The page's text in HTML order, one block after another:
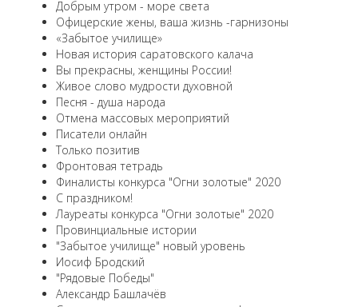
Добрым утром - море света
Офицерские жены, ваша жизнь -гарнизоны
«Забытое училище»
Новая история саратовского калача
Вы прекрасны, женщины России!
Живое слово мудрости духовной
Песня - душа народа
Отмена массовых мероприятий
Писатели онлайн
Только позитив
Фронтовая тетрадь
Финалисты конкурса "Огни золотые" 2020
С праздником!
Лауреаты конкурса "Огни золотые" 2020
Провинциальные истории
"Забытое училище" новый уровень
Иосиф Бродский
"Рядовые Победы"
Александр Башлачёв